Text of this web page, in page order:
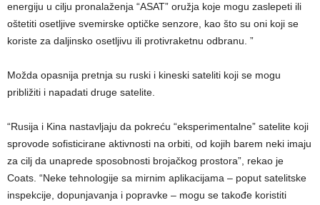
energiju u cilju pronalaženja “ASAT” oružja koje mogu zaslepeti ili
oštetiti osetljive svemirske optičke senzore, kao što su oni koji se
koriste za daljinsko osetljivu ili protivraketnu odbranu. ”
Možda opasnija pretnja su ruski i kineski sateliti koji se mogu
približiti i napadati druge satelite.
“Rusija i Kina nastavljaju da pokreću “eksperimentalne” satelite koji
sprovode sofisticirane aktivnosti na orbiti, od kojih barem neki imaju
za cilj da unaprede sposobnosti brojačkog prostora”, rekao je
Coats. “Neke tehnologije sa mirnim aplikacijama – poput satelitske
inspekcije, dopunjavanja i popravke – mogu se takođe koristiti